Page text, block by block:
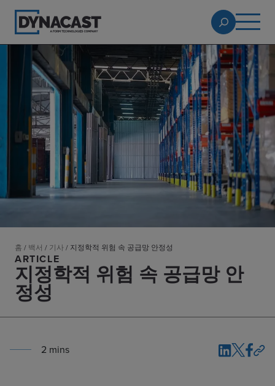
홈 / 백서 / 기사 / 지정학적 위험 속 공급망 안정성
ARTICLE
지정학적 위험 속 공급망 안
정성
2 mins